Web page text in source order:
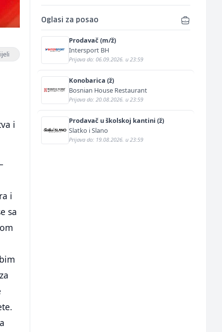
i
i
sa
Oglasi za posao
Prodavač (m/ž)
Intersport BH
Prijava do: 06.09.2026. u 23:59
Konobarica (ž)
Bosnian House Restaurant
Prijava do: 20.08.2026. u 23:59
Prodavač u školskoj kantini (ž)
Slatko i Slano
Prijava do: 19.08.2026. u 23:59